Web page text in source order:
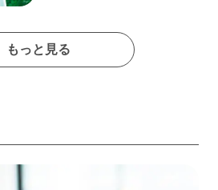
もっと見る